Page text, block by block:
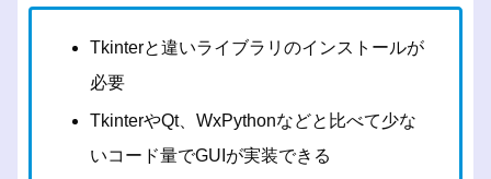
Tkinterと違いライブラリのインストールが
必要
TkinterやQt、WxPythonなどと比べて少な
いコード量でGUIが実装できる